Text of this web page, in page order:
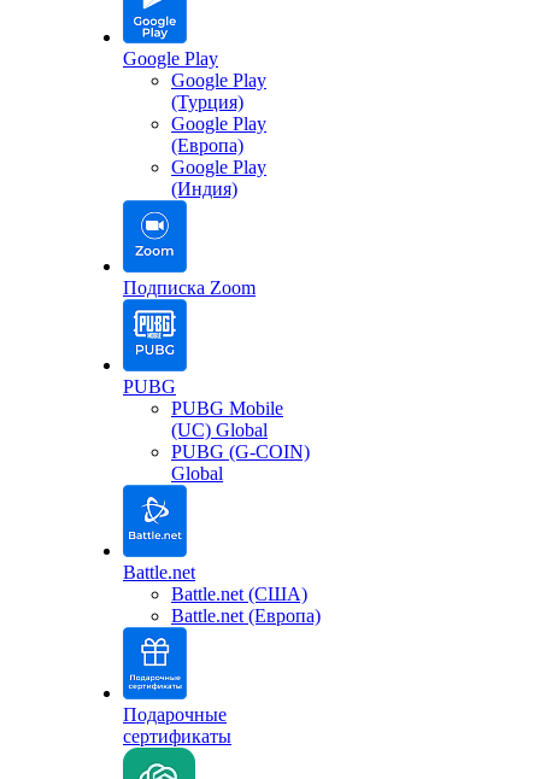
Google Play
Google Play
(Турция)
Google Play
(Европа)
Google Play
(Индия)
Подписка Zoom
PUBG
PUBG Mobile
(UC) Global
PUBG (G-COIN)
Global
Battle.net
Battle.net (США)
Battle.net (Европа)
Подарочные
сертификаты